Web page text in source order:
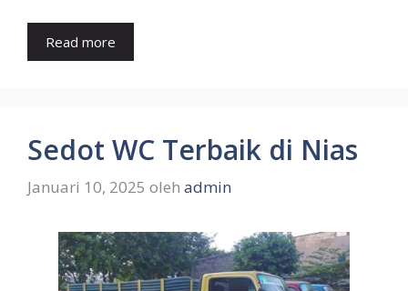
Read more
Sedot WC Terbaik di Nias
Januari 10, 2025 oleh admin